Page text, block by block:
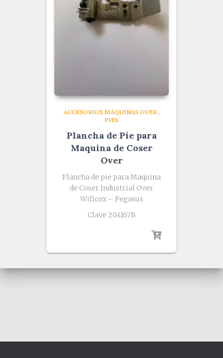
ACCESORIOS MÁQUINAS OVER
PIES
Plancha de Pie para
Maquina de Coser
Over
Plancha de pie para Maquina
de Coser Industrial Over
Willcox – Pegasus
Clave 204167B